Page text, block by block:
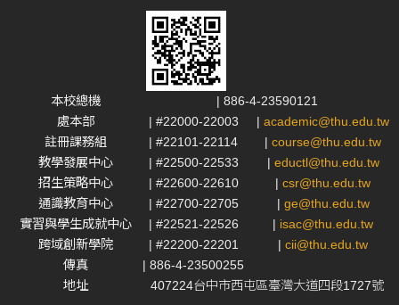
本校總機
| 886-4-23590121
處本部
| #22000-22003 | academic@thu.edu.tw
註冊課務組
| #22101-22114 | course@thu.edu.tw
教學發展中心
| #22500-22533 | eductl@thu.edu.tw
招生策略中心
| #22600-22610 | csr@thu.edu.tw
通識教育中心
| #22700-22705 | ge@thu.edu.tw
實習與學生成就中心
| #22521-22526 | isac@thu.edu.tw
跨域創新學院
| #22200-22201 | cii@thu.edu.tw
傳真
| 886-4-23500255
地址
407224台中市西屯區臺灣大道四段1727號